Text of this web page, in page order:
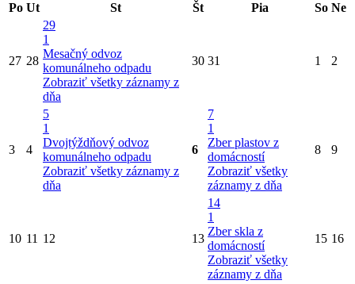
Po Ut St Št Pia So Ne
27 28
29
1
Mesačný odvoz
komunálneho odpadu
Zobraziť všetky záznamy z
dňa
30 31 1 2
3 4
5
1
Dvojtýždňový odvoz
komunálneho odpadu
Zobraziť všetky záznamy z
dňa
6
7
1
Zber plastov z
domácností
Zobraziť všetky
záznamy z dňa
8 9
10 11 12 13
14
1
Zber skla z
domácností
Zobraziť všetky
záznamy z dňa
15 16